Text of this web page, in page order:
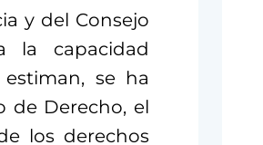
y del Consejo
la capacidad
se ha
de Derecho, el
los derechos